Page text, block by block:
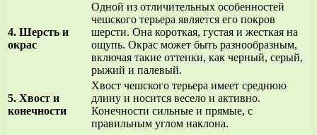
4. Шерсть и
окрас
Одной из отличительных особенностей
чешского терьера является его покров
шерсти. Она короткая, густая и жесткая на
ощупь. Окрас может быть разнообразным,
включая такие оттенки, как черный, серый,
рыжий и палевый.
5. Хвост и
конечности
Хвост чешского терьера имеет среднюю
длину и носится весело и активно.
Конечности сильные и прямые, с
правильным углом наклона.